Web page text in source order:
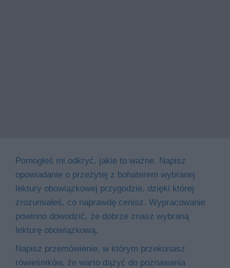
Pomogłeś mi odkryć, jakie to ważne. Napisz
opowiadanie o przeżytej z bohaterem wybranej
lektury obowiązkowej przygodzie, dzięki której
zrozumiałeś, co naprawdę cenisz. Wypracowanie
powinno dowodzić, że dobrze znasz wybraną
lekturę obowiązkową.
Napisz przemówienie, w którym przekonasz
rówieśników, że warto dążyć do poznawania